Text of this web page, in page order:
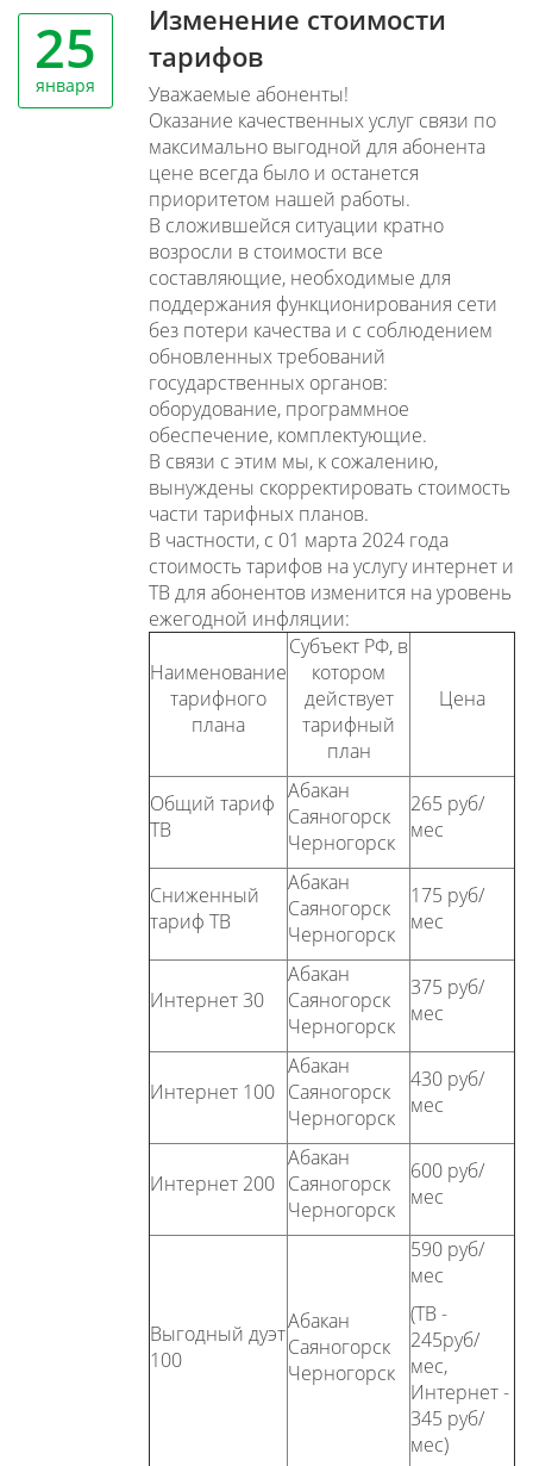
25
января
Изменение стоимости
тарифов
Уважаемые абоненты!
Оказание качественных услуг связи по
максимально выгодной для абонента
цене всегда было и останется
приоритетом нашей работы.
В сложившейся ситуации кратно
возросли в стоимости все
составляющие, необходимые для
поддержания функционирования сети
без потери качества и с соблюдением
обновленных требований
государственных органов:
оборудование, программное
обеспечение, комплектующие.
В связи с этим мы, к сожалению,
вынуждены скорректировать стоимость
части тарифных планов.
В частности, с 01 марта 2024 года
стоимость тарифов на услугу интернет и
ТВ для абонентов изменится на уровень
ежегодной инфляции:
Наименование
тарифного
плана
Субъект РФ, в
котором
действует
тарифный
план
Цена
Общий тариф
ТВ
Абакан
Саяногорск
Черногорск
265 руб/
мес
Сниженный
тариф ТВ
Абакан
Саяногорск
Черногорск
175 руб/
мес
Интернет 30
Абакан
Саяногорск
Черногорск
375 руб/
мес
Интернет 100
Абакан
Саяногорск
Черногорск
430 руб/
мес
Интернет 200
Абакан
Саяногорск
Черногорск
600 руб/
мес
Выгодный дуэт
100
Абакан
Саяногорск
Черногорск
590 руб/
мес
(ТВ -
245руб/
мес,
Интернет -
345 руб/
мес)